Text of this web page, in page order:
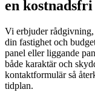
en
Vi erbjuder
din fastighet och
panel eller liggande
både karaktär och
kontaktformulär så
tidplan.